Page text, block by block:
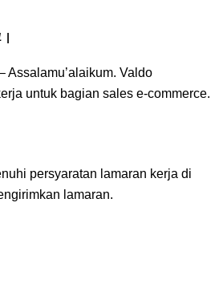
Assalamu’alaikum. Valdo
untuk bagian sales e-commerce.
persyaratan lamaran kerja di
lamaran.